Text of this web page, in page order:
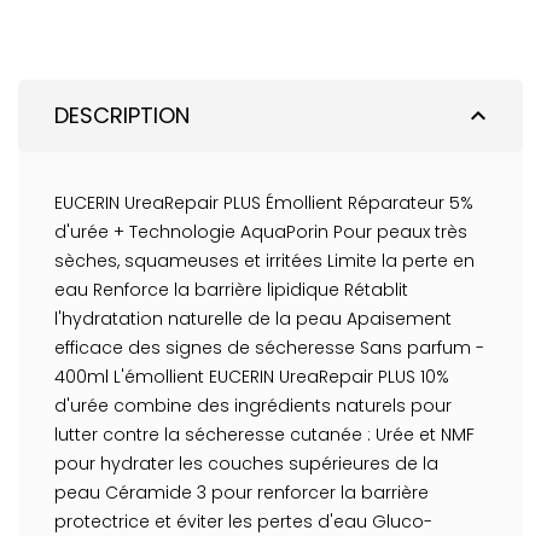
expand_less
DESCRIPTION
EUCERIN UreaRepair PLUS Émollient Réparateur 5%
d'urée + Technologie AquaPorin Pour peaux très
sèches, squameuses et irritées Limite la perte en
eau Renforce la barrière lipidique Rétablit
l'hydratation naturelle de la peau Apaisement
efficace des signes de sécheresse Sans parfum -
400ml L'émollient EUCERIN UreaRepair PLUS 10%
d'urée combine des ingrédients naturels pour
lutter contre la sécheresse cutanée : Urée et NMF
pour hydrater les couches supérieures de la
peau Céramide 3 pour renforcer la barrière
protectrice et éviter les pertes d'eau Gluco-